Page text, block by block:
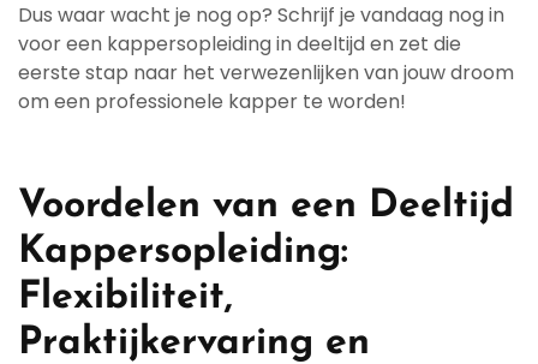
Dus waar wacht je nog op? Schrijf je vandaag nog in
voor een kappersopleiding in deeltijd en zet die
eerste stap naar het verwezenlijken van jouw droom
om een professionele kapper te worden!
Voordelen van een Deeltijd
Kappersopleiding:
Flexibiliteit,
Praktijkervaring en